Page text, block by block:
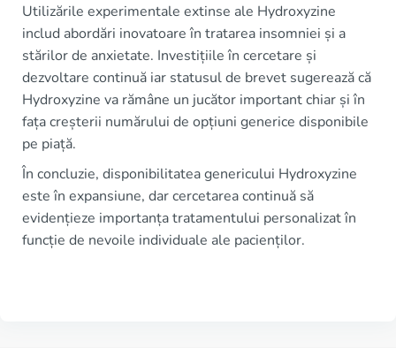
Utilizările experimentale extinse ale Hydroxyzine
includ abordări inovatoare în tratarea insomniei și a
stărilor de anxietate. Investițiile în cercetare și
dezvoltare continuă iar statusul de brevet sugerează că
Hydroxyzine va rămâne un jucător important chiar și în
fața creșterii numărului de opțiuni generice disponibile
pe piață.
În concluzie, disponibilitatea genericului Hydroxyzine
este în expansiune, dar cercetarea continuă să
evidențieze importanța tratamentului personalizat în
funcție de nevoile individuale ale pacienților.